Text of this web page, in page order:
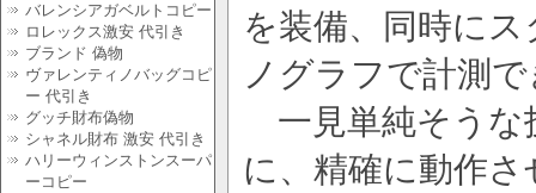
を装備、同時に
ノグラフで計測
一見単純そうな
に、精確に動作
バレンシアガベルトコピー
ロレックス激安 代引き
ブランド 偽物
ヴァレンティノバッグコピ
ー 代引き
グッチ財布偽物
シャネル財布 激安 代引き
ハリーウィンストンスーパ
ーコピー